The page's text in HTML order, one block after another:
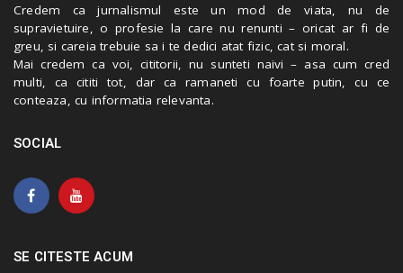
Credem ca jurnalismul este un mod de viata, nu de
supravietuire, o profesie la care nu renunti – oricat ar fi de
greu, si careia trebuie sa i te dedici atat fizic, cat si moral.
Mai credem ca voi, cititorii, nu sunteti naivi – asa cum cred
multi, ca cititi tot, dar ca ramaneti cu foarte putin, cu ce
conteaza, cu informatia relevanta.
SOCIAL
SE CITESTE ACUM